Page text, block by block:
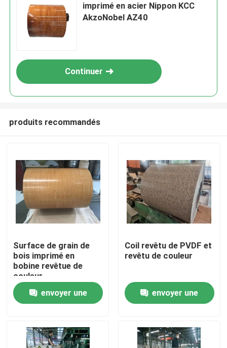
À la maison
À propos de nous
imprimé en acier Nippon KCC
AkzoNobel AZ40
Continuer
produits recommandés
Surface de grain de
bois imprimé en
bobine revêtue de
couleur
envoyer une
Coil revêtu de PVDF et
revêtu de couleur
envoyer une